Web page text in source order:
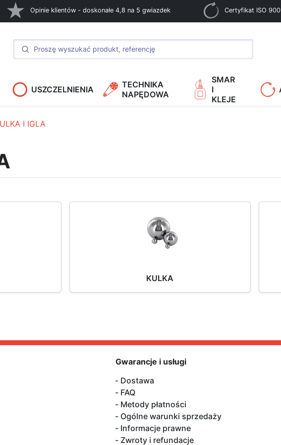
Opinie klientów - doskonałe 4,8 na 5 gwiazdek Certyfikat ISO
USZCZELNIENIA
TECHNIKA
NAPĘDOWA
SMAR
I
KLEJE
I IGLA
KULKA
Gwarancje i usługi
Dostawa
FAQ
Metody płatności
Ogólne warunki sprzedaży
Informacje prawne
Zwroty i refundacje